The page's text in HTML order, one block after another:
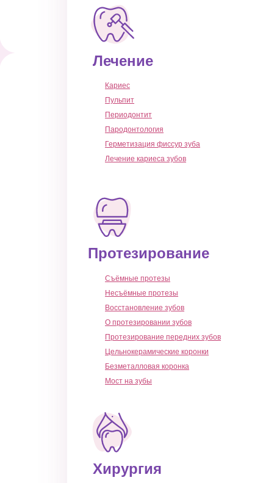
Хирургия
Протезирование
Лечение
Съёмные протезы
Несъёмные протезы
Восстановление зубов
О протезировании зубов
Протезирование передних зубов
Цельнокерамические коронки
Безметалловая коронка
Мост на зубы
Кариес
Пульпит
Периодонтит
Пародонтология
Герметизация фиссур зуба
Лечение кариеса зубов